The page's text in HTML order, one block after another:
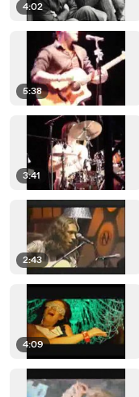
4:02
5:38
3:41
2:43
4:09